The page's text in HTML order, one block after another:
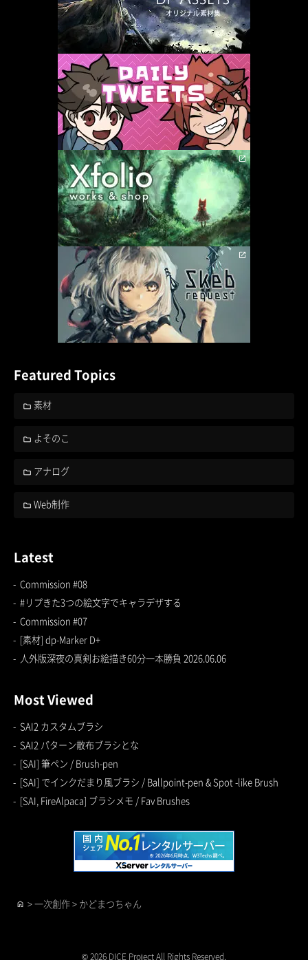
Featured Topics
素材
よそのこ
アナログ
Web制作
Latest
Commission #08
#リプきた3つの絵文字でキャラデザする
Commission #07
[素材] dp-Marker D+
人外版深夜の真剣お絵描き60分一本勝負 2026.06.06
Most Viewed
SAI2 カスタムブラシ
SAI2 パターン散布ブラシとな
[SAI] 筆ペン / Brush-pen
[SAI] でインクだまり風ブラシ / Ballpoint-pen & Spot -like Brush
[SAI, FireAlpaca] ブラシメモ / Fav Brushes
home >一次創作> かどまつちゃん
© 2026 DICE Project All Rights Reserved.